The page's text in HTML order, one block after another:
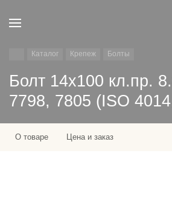
Каталог Крепеж Болты
Болт 14х100 кл.пр.
7798, 7805 (ISO
О товаре Цена и заказ